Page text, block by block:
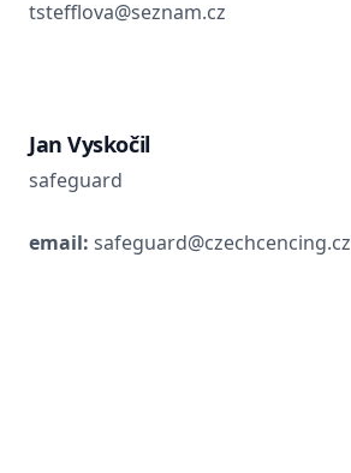
tstefflova@seznam.cz
Jan Vyskočil
safeguard
email: safeguard@czechcencing.cz